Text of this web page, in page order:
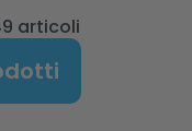
articoli